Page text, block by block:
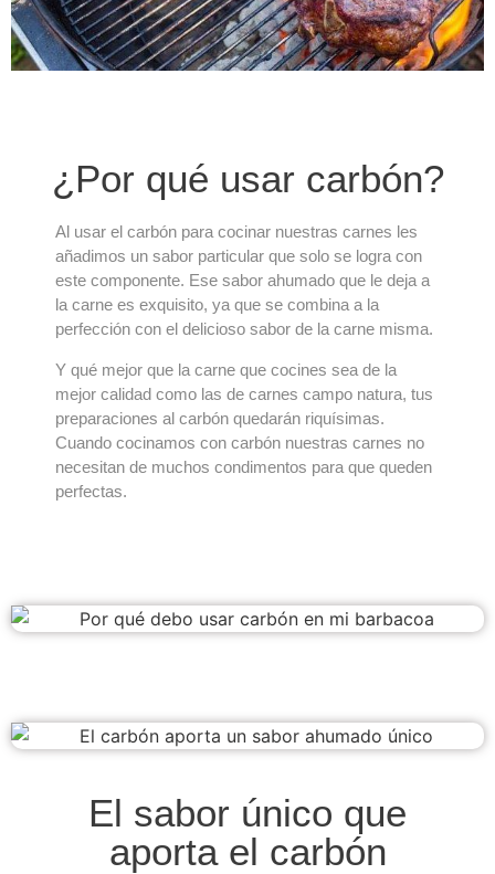
¿Por qué usar carbón?
Al usar el carbón para cocinar nuestras carnes les
añadimos un sabor particular que solo se logra con
este componente. Ese sabor ahumado que le deja a
la carne es exquisito, ya que se combina a la
perfección con el delicioso sabor de la carne misma.
Y qué mejor que la carne que cocines sea de la
mejor calidad como las de carnes campo natura, tus
preparaciones al carbón quedarán riquísimas.
Cuando cocinamos con carbón nuestras carnes no
necesitan de muchos condimentos para que queden
perfectas.
El sabor único que
aporta el carbón